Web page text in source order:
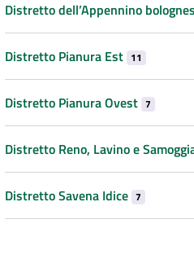
Distretto dell’Appennino
Distretto Pianura Est 11
Distretto Pianura Ovest 7
Distretto Reno, Lavino e
Distretto Savena Idice 7